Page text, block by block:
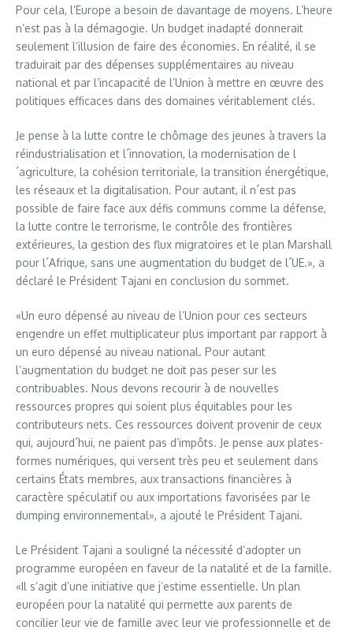
Pour cela, l’Europe a besoin de davantage de moyens. L’heure
n’est pas à la démagogie. Un budget inadapté donnerait
seulement l’illusion de faire des économies. En réalité, il se
traduirait par des dépenses supplémentaires au niveau
national et par l’incapacité de l’Union à mettre en œuvre des
politiques efficaces dans des domaines véritablement clés.
Je pense à la lutte contre le chômage des jeunes à travers la
réindustrialisation et l´innovation, la modernisation de l
´agriculture, la cohésion territoriale, la transition énergétique,
les réseaux et la digitalisation. Pour autant, il n´est pas
possible de faire face aux défis communs comme la défense,
la lutte contre le terrorisme, le contrôle des frontières
extérieures, la gestion des flux migratoires et le plan Marshall
pour l´Afrique, sans une augmentation du budget de l´UE.», a
déclaré le Président Tajani en conclusion du sommet.
«Un euro dépensé au niveau de l’Union pour ces secteurs
engendre un effet multiplicateur plus important par rapport à
un euro dépensé au niveau national. Pour autant
l’augmentation du budget ne doit pas peser sur les
contribuables. Nous devons recourir à de nouvelles
ressources propres qui soient plus équitables pour les
contributeurs nets. Ces ressources doivent provenir de ceux
qui, aujourd´hui, ne paient pas d’impôts. Je pense aux plates-
formes numériques, qui versent très peu et seulement dans
certains États membres, aux transactions financières à
caractère spéculatif ou aux importations favorisées par le
dumping environnemental», a ajouté le Président Tajani.
Le Président Tajani a souligné la nécessité d’adopter un
programme européen en faveur de la natalité et de la famille.
«Il s’agit d’une initiative que j’estime essentielle. Un plan
européen pour la natalité qui permette aux parents de
concilier leur vie de famille avec leur vie professionnelle et de